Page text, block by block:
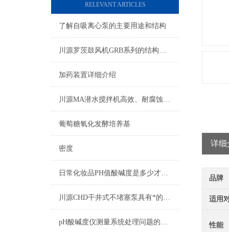
RELEVANT ARTICLES
了解自吸离心泵的主要用途和结构
川源罗茨鼓风机GRB系列的结构特点及应用领域
加药装置详细介绍
川源MA潜水搅拌机高效、耐腐蚀的污水处理设备
葡萄糖氧化发酵培养基
密度
日常化妆品PH值酸碱度是多少才能放心使用一览表
川源CHD干井式不堵塞泵具有*的自清洁能力
pH酸碱度仪测量系统处理问题的常用方案方法
详细
品牌
适用
性能